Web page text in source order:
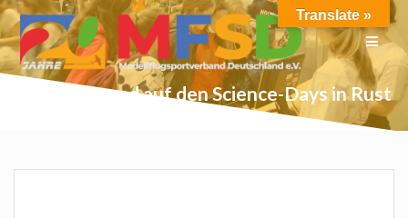
Skip
to
content
MFSD-Jugend auf den Science-Days in Rust
Translate »